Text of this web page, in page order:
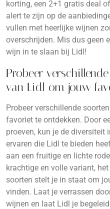
korting, een 2+1 gratis deal
alert te zijn op de
vullen met heerlijke wijnen
overschrijden. Mis dus geen
wijn in te slaan bij Lidl!
Probeer
van Lidl om jouw
Probeer verschillende
favoriet te ontdekken. Door
proeven, kun je de diversiteit
ervaren die Lidl te bieden
aan een fruitige en lichte
krachtige en volle variant,
soorten stelt je in staat om
vinden. Laat je verrassen
wijnen en laat Lidl je